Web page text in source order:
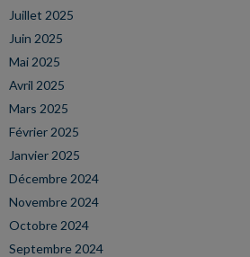
Juillet 2025
Juin 2025
Mai 2025
Avril 2025
Mars 2025
Février 2025
Janvier 2025
Décembre 2024
Novembre 2024
Octobre 2024
Septembre 2024